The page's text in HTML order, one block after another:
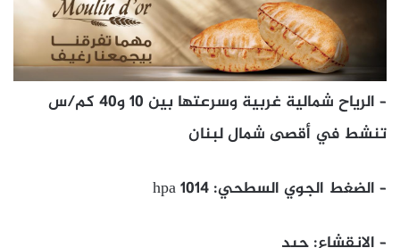
– الرياح شمالية غربية وسرعتها بين ١٠ و٤٠ كم/س
تنشط في أقصى شمال لبنان
– الضغط الجوي السطحي: ١٠١٤ hpa